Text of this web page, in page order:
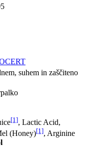
suhem in zaščiteno
[1], Lactic Acid,
(Honey)[1], Arginine